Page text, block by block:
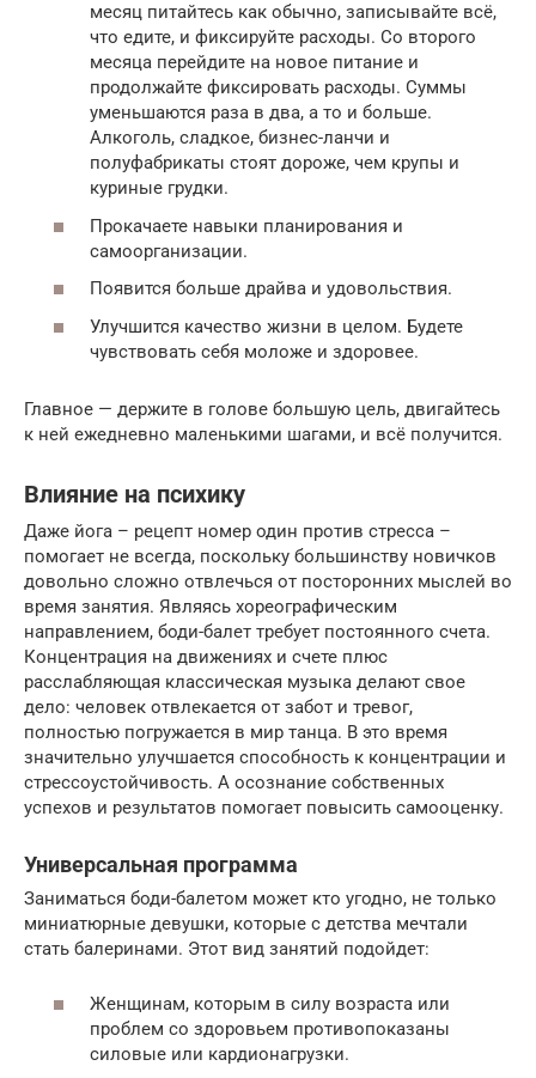
месяц питайтесь как обычно, записывайте всё,
что едите, и фиксируйте расходы. Со второго
месяца перейдите на новое питание и
продолжайте фиксировать расходы. Суммы
уменьшаются раза в два, а то и больше.
Алкоголь, сладкое, бизнес-ланчи и
полуфабрикаты стоят дороже, чем крупы и
куриные грудки.
Прокачаете навыки планирования и
самоорганизации.
Появится больше драйва и удовольствия.
Улучшится качество жизни в целом. Будете
чувствовать себя моложе и здоровее.
Главное — держите в голове большую цель, двигайтесь
к ней ежедневно маленькими шагами, и всё получится.
Влияние на психику
Даже йога – рецепт номер один против стресса –
помогает не всегда, поскольку большинству новичков
довольно сложно отвлечься от посторонних мыслей во
время занятия. Являясь хореографическим
направлением, боди-балет требует постоянного счета.
Концентрация на движениях и счете плюс
расслабляющая классическая музыка делают свое
дело: человек отвлекается от забот и тревог,
полностью погружается в мир танца. В это время
значительно улучшается способность к концентрации и
стрессоустойчивость. А осознание собственных
успехов и результатов помогает повысить самооценку.
Универсальная программа
Заниматься боди-балетом может кто угодно, не только
миниатюрные девушки, которые с детства мечтали
стать балеринами. Этот вид занятий подойдет:
Женщинам, которым в силу возраста или
проблем со здоровьем противопоказаны
силовые или кардионагрузки.